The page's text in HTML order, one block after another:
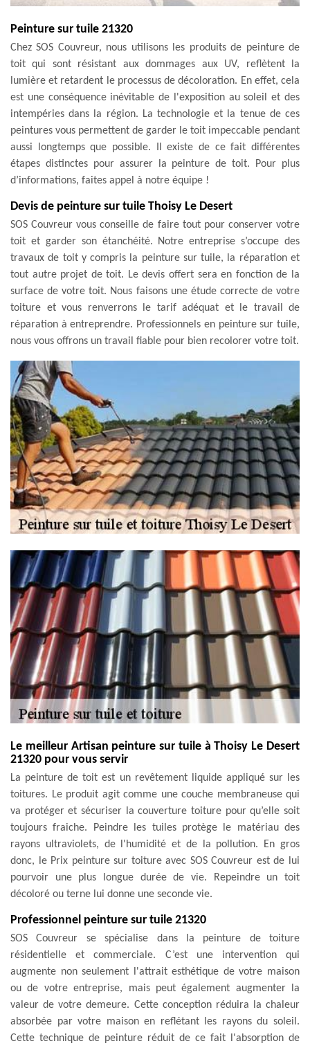
Peinture sur tuile 21320
Chez SOS Couvreur, nous utilisons les produits de peinture de
toit qui sont résistant aux dommages aux UV, reflètent la
lumière et retardent le processus de décoloration. En effet, cela
est une conséquence inévitable de l'exposition au soleil et des
intempéries dans la région. La technologie et la tenue de ces
peintures vous permettent de garder le toit impeccable pendant
aussi longtemps que possible. Il existe de ce fait différentes
étapes distinctes pour assurer la peinture de toit. Pour plus
d’informations, faites appel à notre équipe !
Devis de peinture sur tuile Thoisy Le Desert
SOS Couvreur vous conseille de faire tout pour conserver votre
toit et garder son étanchéité. Notre entreprise s’occupe des
travaux de toit y compris la peinture sur tuile, la réparation et
tout autre projet de toit. Le devis offert sera en fonction de la
surface de votre toit. Nous faisons une étude correcte de votre
toiture et vous renverrons le tarif adéquat et le travail de
réparation à entreprendre. Professionnels en peinture sur tuile,
nous vous offrons un travail fiable pour bien recolorer votre toit.
Le meilleur Artisan peinture sur tuile à Thoisy Le Desert
21320 pour vous servir
La peinture de toit est un revêtement liquide appliqué sur les
toitures. Le produit agit comme une couche membraneuse qui
va protéger et sécuriser la couverture toiture pour qu’elle soit
toujours fraiche. Peindre les tuiles protège le matériau des
rayons ultraviolets, de l'humidité et de la pollution. En gros
donc, le Prix peinture sur toiture avec SOS Couvreur est de lui
pourvoir une plus longue durée de vie. Repeindre un toit
décoloré ou terne lui donne une seconde vie.
Professionnel peinture sur tuile 21320
SOS Couvreur se spécialise dans la peinture de toiture
résidentielle et commerciale. C’est une intervention qui
augmente non seulement l'attrait esthétique de votre maison
ou de votre entreprise, mais peut également augmenter la
valeur de votre demeure. Cette conception réduira la chaleur
absorbée par votre maison en reflétant les rayons du soleil.
Cette technique de peinture réduit de ce fait l'absorption de